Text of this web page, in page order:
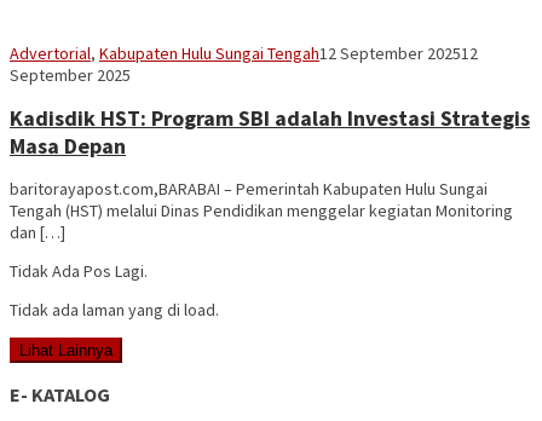
Advertorial, Kabupaten Hulu Sungai TengahVananta
12 September 202512
September 2025
Kadisdik HST: Program SBI adalah Investasi Strategis
Masa Depan
baritorayapost.com,BARABAI – Pemerintah Kabupaten Hulu Sungai
Tengah (HST) melalui Dinas Pendidikan menggelar kegiatan Monitoring
dan […]
Tidak Ada Pos Lagi.
Tidak ada laman yang di load.
Lihat Lainnya
E- KATALOG